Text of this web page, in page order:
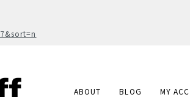
ABOUT BLOG MY